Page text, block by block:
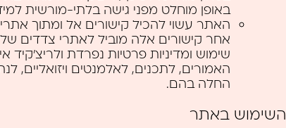
באופן מוחלט מפני גישה בלתי-מורשית
האתר עשוי להכיל קישורים אל ומתוך
אחר קישורים אלה מוביל לאתרי צדדים
שימוש ומדיניות פרטיות נפרדת ולריצ’קיד
האמורים, לתכנים, לאלמנטים ויזואליים,
החלה בהם.
השימוש באתר